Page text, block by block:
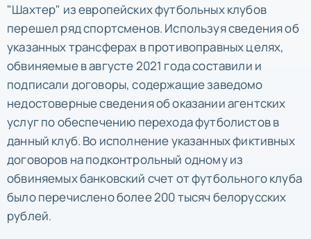
"Шахтер" из европейских футбольных клубов
перешел ряд спортсменов. Используя сведения об
указанных трансферах в противоправных целях,
обвиняемые в августе 2021 года составили и
подписали договоры, содержащие заведомо
недостоверные сведения об оказании агентских
услуг по обеспечению перехода футболистов в
данный клуб. Во исполнение указанных фиктивных
договоров на подконтрольный одному из
обвиняемых банковский счет от футбольного клуба
было перечислено более 200 тысяч белорусских
рублей.